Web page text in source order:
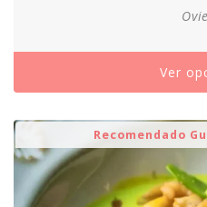
Ver
Recomendado